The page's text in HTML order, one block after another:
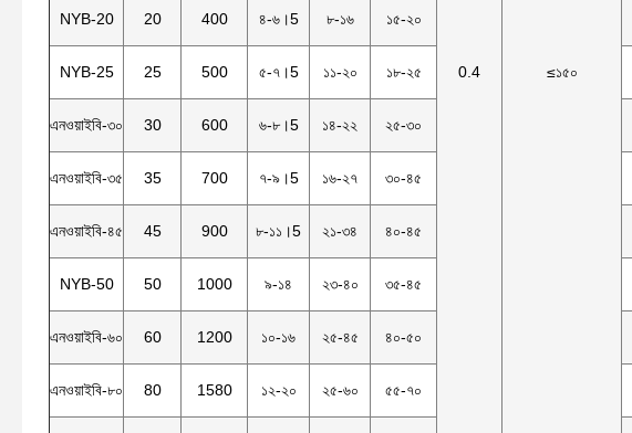
0.4 ≤১৫০
NYB-20 20 400 ৪-৬।5 ৮-১৬ ১৫-২০
NYB-25 25 500 ৫-৭।5 ১১-২০ ১৮-২৫
এনওয়াইবি-৩০ 30 600 ৬-৮।5 ১৪-২২ ২৫-৩০
এনওয়াইবি-৩৫ 35 700 ৭-৯।5 ১৬-২৭ ৩০-৪৫
এনওয়াইবি-৪৫ 45 900 ৮-১১।5 ২১-৩৪ ৪০-৪৫
NYB-50 50 1000 ৯-১৪ ২৩-৪০ ৩৫-৪৫
এনওয়াইবি-৬০ 60 1200 ১০-১৬ ২৫-৪৫ ৪০-৫০
এনওয়াইবি-৮০ 80 1580 ১২-২০ ২৫-৬০ ৫৫-৭০